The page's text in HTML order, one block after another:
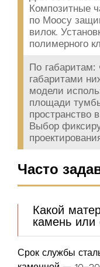
Композитные
по Моосу
вилок.
полимерного
По габаритам:
габаритами
модели
площади
пространство
Выбор
Часто
Какой
камень или
Срок службы